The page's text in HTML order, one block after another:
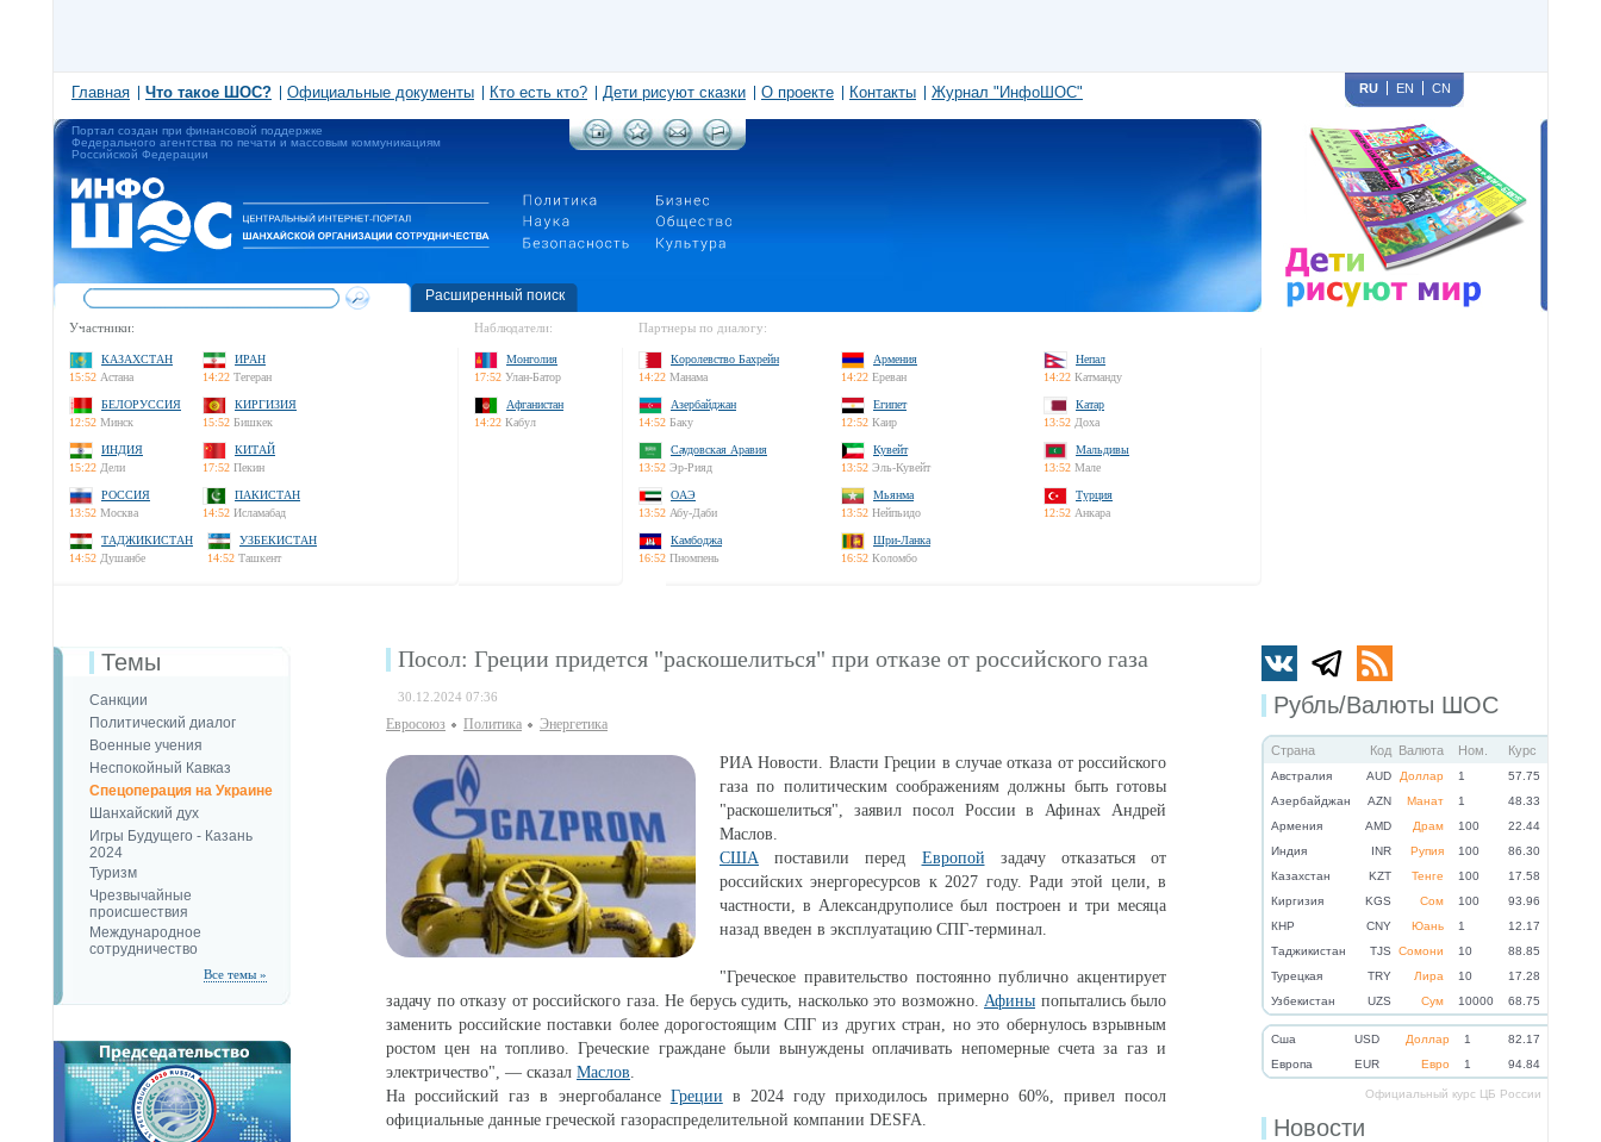
Главная Что такое ШОС? Официальные документы Кто есть кто? Дети рисуют сказки О проекте Контакты Журнал "ИнфоШОС" RU EN CN
Портал создан при финансовой поддержке
Федерального агентства по печати и массовым коммуникациям
Российской Федерации
Расширенный поиск
Участники:
КАЗАХСТАН
15:52 Астана
ИРАН
14:22 Тегеран
БЕЛОРУССИЯ
12:52 Минск
КИРГИЗИЯ
15:52 Бишкек
ИНДИЯ
15:22 Дели
КИТАЙ
17:52 Пекин
РОССИЯ
13:52 Москва
ПАКИСТАН
14:52 Исламабад
ТАДЖИКИСТАН
14:52 Душанбе
УЗБЕКИСТАН
14:52 Ташкент
Наблюдатели:
Монголия
17:52 Улан-Батор
Афганистан
14:22 Кабул
Партнеры по диалогу:
Королевство Бахрейн
14:22 Манама
Армения
14:22 Ереван
Непал
14:22 Катманду
Азербайджан
14:52 Баку
Египет
12:52 Каир
Катар
13:52 Доха
Саудовская Аравия
13:52 Эр-Рияд
Кувейт
13:52 Эль-Кувейт
Мальдивы
13:52 Мале
ОАЭ
13:52 Абу-Даби
Мьянма
13:52 Нейпьидо
Турция
12:52 Анкара
Камбоджа
16:52 Пномпень
Шри-Ланка
16:52 Коломбо
Рубль/Валюты ШОС
Страна Код Валюта Ном. Курс
Австралия AUD Доллар 1
57.75
Азербайджан
AZN Манат 1
48.33
Армения
AMD Драм 100
22.44
Индия
INR Рупия 100
86.30
Казахстан
KZT Тенге 100
17.58
Киргизия
KGS Сом 100
93.96
КНР
CNY Юань 1
12.17
Таджикистан
TJS Сомони 10
88.85
Турецкая
TRY Лира 10
17.28
Узбекистан
UZS Сум 10000 68.75
Cша USD Доллар 1
82.17
Eвропа
EUR Евро 1 94.84
Официальный курс ЦБ России
Новости
Темы
Санкции
Политический диалог
Военные учения
Неспокойный Кавказ
Спецоперация на Украине
Шанхайский дух
Игры Будущего - Казань
2024
Туризм
Чрезвычайные
происшествия
Международное
сотрудничество
Все темы »
Посол: Греции придется "раскошелиться" при отказе от российского газа
30.12.2024 07:36
Евросоюз Политика Энергетика
РИА Новости. Власти Греции в случае отказа от российского
газа по политическим соображениям должны быть готовы
"раскошелиться", заявил посол России в Афинах Андрей
Маслов.
США поставили перед Европой задачу отказаться от
российских энергоресурсов к 2027 году. Ради этой цели, в
частности, в Александруполисе был построен и три месяца
назад введен в эксплуатацию СПГ-терминал.
"Греческое правительство постоянно публично акцентирует
задачу по отказу от российского газа. Не берусь судить, насколько это возможно. Афины попытались было
заменить российские поставки более дорогостоящим СПГ из других стран, но это обернулось взрывным
ростом цен на топливо. Греческие граждане были вынуждены оплачивать непомерные счета за газ и
электричество", — сказал Маслов.
На российский газ в энергобалансе Греции в 2024 году приходилось примерно 60%, привел посол
официальные данные греческой газораспределительной компании DESFA.